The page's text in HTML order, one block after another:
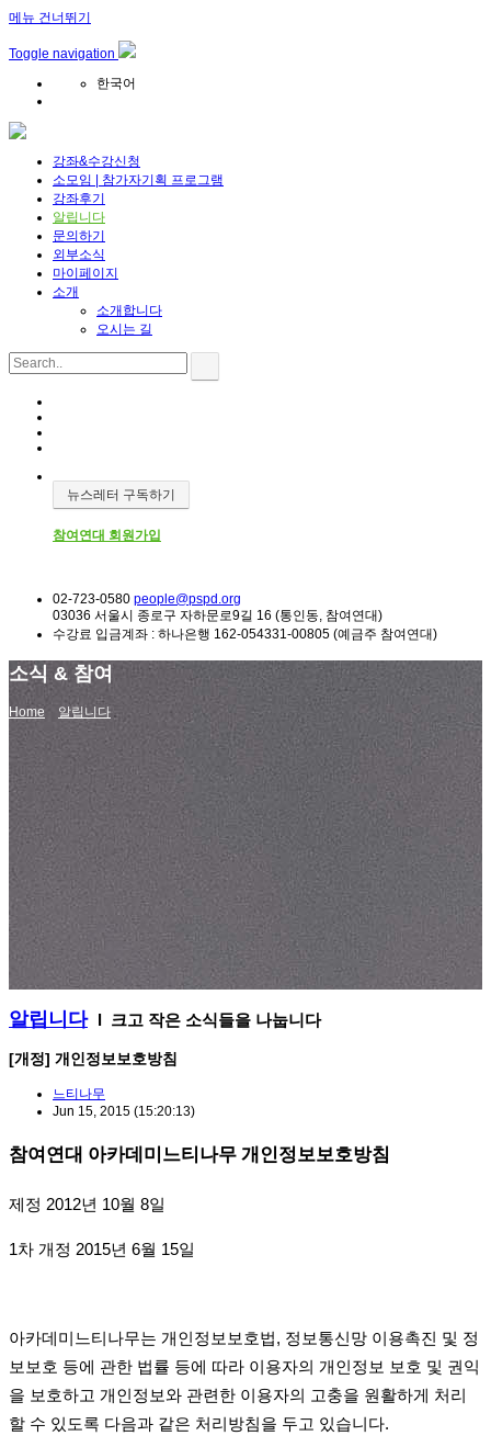
메뉴 건너뛰기
Toggle navigation
한국어
강좌&수강신청
소모임 | 참가자기획 프로그램
강좌후기
알립니다
문의하기
외부소식
마이페이지
소개
소개합니다
오시는 길
뉴스레터 구독하기
참여연대 회원가입
02-723-0580 people@pspd.org
03036 서울시 종로구 자하문로9길 16 (통인동, 참여연대)
수강료 입금계좌 : 하나은행 162-054331-00805 (예금주 참여연대)
소식 & 참여
Home 알립니다
알립니다 l 크고 작은 소식들을 나눕니다
[개정] 개인정보보호방침
느티나무
Jun 15, 2015 (15:20:13)
참여연대 아카데미느티나무 개인정보보호방침
제정 2012년 10월 8일
1차 개정 2015년 6월 15일
아카데미느티나무는 개인정보보호법, 정보통신망 이용촉진 및 정
보보호 등에 관한 법률 등에 따라 이용자의 개인정보 보호 및 권익
을 보호하고 개인정보와 관련한 이용자의 고충을 원활하게 처리
할 수 있도록 다음과 같은 처리방침을 두고 있습니다.